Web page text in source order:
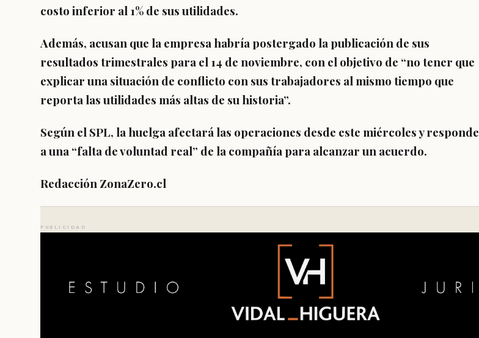
costo inferior al 1% de sus utilidades.
Además, acusan que la empresa habría postergado la publicación de sus
resultados trimestrales para el 14 de noviembre, con el objetivo de “no tener que
explicar una situación de conflicto con sus trabajadores al mismo tiempo que
reporta las utilidades más altas de su historia”.
Según el SPL, la huelga afectará las operaciones desde este miércoles y responde
a una “falta de voluntad real” de la compañía para alcanzar un acuerdo.
Redacción ZonaZero.cl
PUBLICIDAD